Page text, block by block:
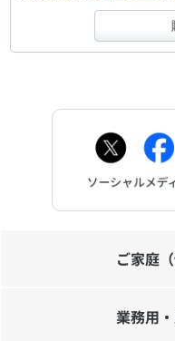
ご家庭
業務用